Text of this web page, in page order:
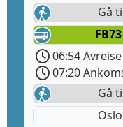
Gå
06:54
07:20
Gå
Oslo